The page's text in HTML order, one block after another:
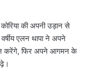
की अपनी उड़ान से
एलन थापा ने अपने
करेंगे, फिर अपने आगमन के